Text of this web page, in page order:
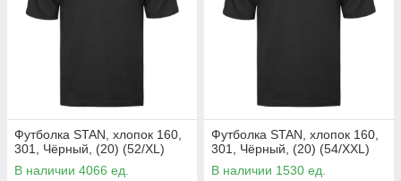
Футболка STAN, хлопок 160,
301, Чёрный, (20) (52/XL)
В наличии 4066 ед.
Футболка STAN, хлопок 160,
301, Чёрный, (20) (54/XXL)
В наличии 1530 ед.